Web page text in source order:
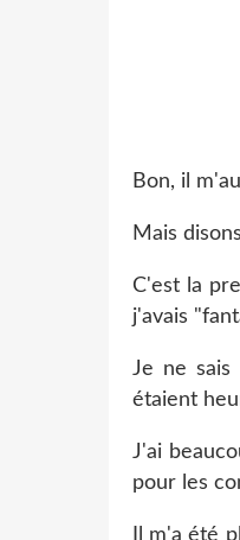
Bon, il
Mais
C'est la
j'avais
Je ne sais
étaient
J'ai
pour les
Il m'a été